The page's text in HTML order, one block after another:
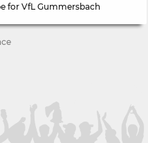
for VfL Gummersbach